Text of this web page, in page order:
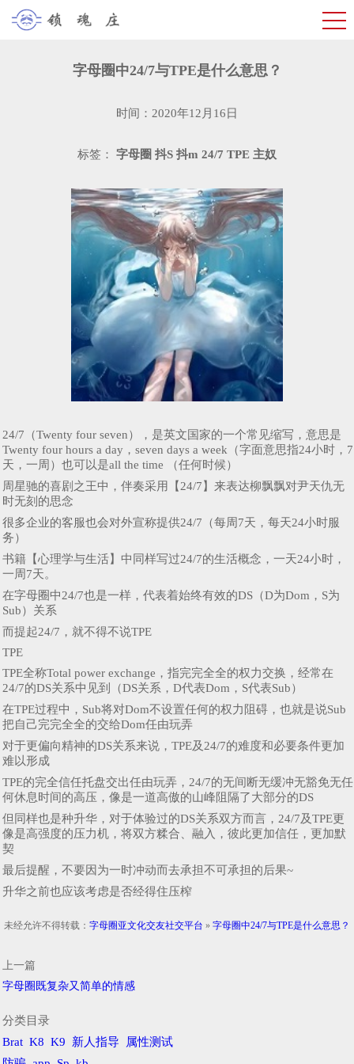
字母圈中24/7与TPE是什么意思？
时间：2020年12月16日
标签： 字母圈 抖S 抖m 24/7 TPE 主奴
24/7（Twenty four seven），是英文国家的一个常见缩写，意思是
Twenty four hours a day，seven days a week（字面意思指24小时，7
天，一周）也可以是all the time （任何时候）
周星驰的喜剧之王中，伴奏采用【24/7】来表达柳飘飘对尹天仇无
时无刻的思念
很多企业的客服也会对外宣称提供24/7（每周7天，每天24小时服
务）
书籍【心理学与生活】中同样写过24/7的生活概念，一天24小时，
一周7天。
在字母圈中24/7也是一样，代表着始终有效的DS（D为Dom，S为
Sub）关系
而提起24/7，就不得不说TPE
TPE
TPE全称Total power exchange，指完完全全的权力交换，经常在
24/7的DS关系中见到（DS关系，D代表Dom，S代表Sub）
在TPE过程中，Sub将对Dom不设置任何的权力阻碍，也就是说Sub
把自己完完全全的交给Dom任由玩弄
对于更偏向精神的DS关系来说，TPE及24/7的难度和必要条件更加
难以形成
TPE的完全信任托盘交出任由玩弄，24/7的无间断无缓冲无豁免无任
何休息时间的高压，像是一道高傲的山峰阻隔了大部分的DS
但同样也是种升华，对于体验过的DS关系双方而言，24/7及TPE更
像是高强度的压力机，将双方糅合、融入，彼此更加信任，更加默
契
最后提醒，不要因为一时冲动而去承担不可承担的后果~
升华之前也应该考虑是否经得住压榨
未经允许不得转载： 字母圈亚文化交友社交平台 » 字母圈中24/7与TPE是什么意思？
上一篇
字母圈既复杂又简单的情感
分类目录
Brat K8 K9 新人指导
属性测试